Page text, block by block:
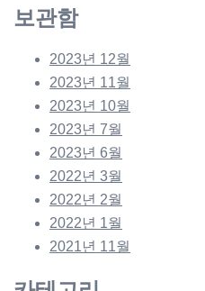
보관함
2023년 12월
2023년 11월
2023년 10월
2023년 7월
2023년 6월
2022년 3월
2022년 2월
2022년 1월
2021년 11월